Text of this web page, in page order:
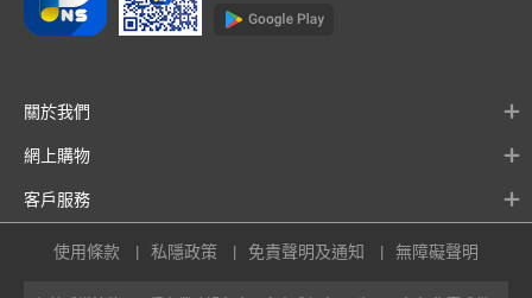
關於我們
網上購物
客戶服務
使用條款 私隱政策 免責聲明及通知 無障礙聲明